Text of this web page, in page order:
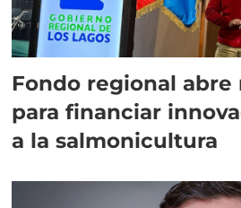
Fondo regional abre
para financiar
a la salmonicultura